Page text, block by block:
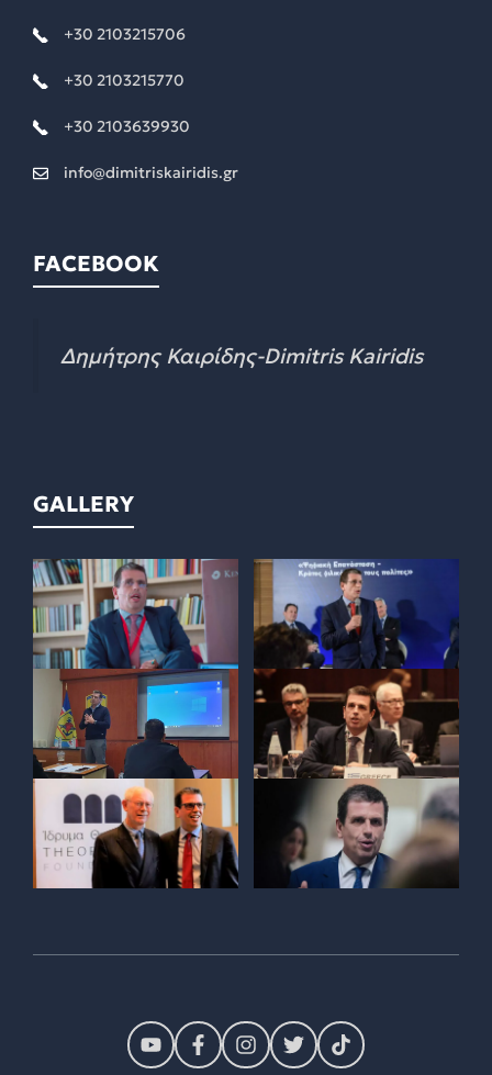
+30 2103215706
+30 2103215770
+30 2103639930
info@dimitriskairidis.gr
FACEBOOK
Δημήτρης Καιρίδης-Dimitris Kairidis
GALLERY